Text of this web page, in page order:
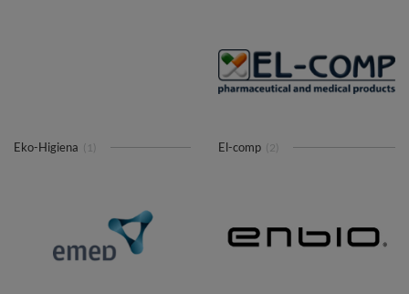
Eko-Higiena (1) El-comp (2)